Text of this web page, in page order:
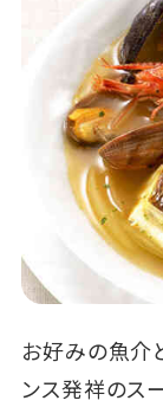
お好みの魚介
ンス発祥のス